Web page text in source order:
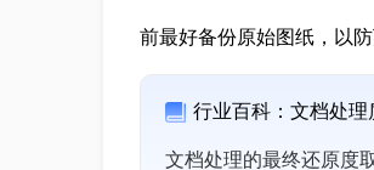
前最好备份原始图纸，以防
行业百科：文档处理
文档处理的最终还原度